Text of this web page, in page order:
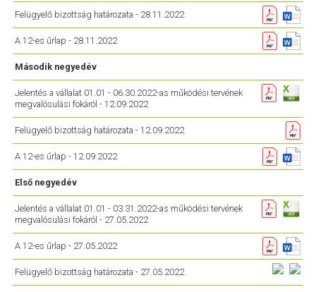
Felügyelő bizottság határozata - 28.11.2022
A 12-es űrlap - 28.11.2022
Második negyedév
Jelentés a vállalat 01.01 - 06.30.2022-as működési tervének
megvalósulási fokáról - 12.09.2022
Felügyelő bizottság határozata - 12.09.2022
A 12-es űrlap - 12.09.2022
Első negyedév
Jelentés a vállalat 01.01 - 03.31.2022-as működési tervének
megvalósulási fokáról - 27.05.2022
A 12-es űrlap - 27.05.2022
Felügyelő bizottság határozata - 27.05.2022